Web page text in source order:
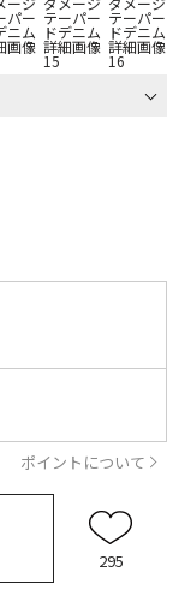
ポイントについて
295